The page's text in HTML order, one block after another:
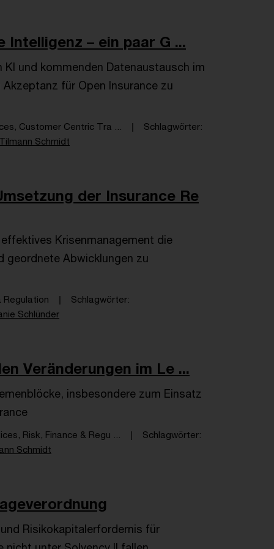
Intelligenz – ein paar G ...
und kommenden Datenaustausch im
für Open Insurance zu
Customer Centric Tra ...
Schlagwörter
Tilmann Schmidt
der Insurance Re
Krisenmanagement die
geordnete Abwicklungen zu
Regulation
Schlagwörter
Schlünder
Veränderungen im Le ...
insbesondere zum Einsatz
Risk, Finance & Regu ...
Schlagwörter
Schmidt
Risikokapitalerfordernis für